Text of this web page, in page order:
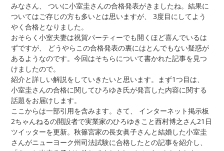
みなさん、 ついに小室圭さんの合格発表がきましたね。結果に
ついてはご存じの方も多いとは思いますが、 3度目にしてよう
やく合格となりました。
おそらく小室夫妻は祝賀パーティーでも開くほど喜んでいるは
ずですが、 どうやらこの合格発表の裏にはとんでもない疑惑が
あるようなのです。今回はそちらについて書かれた記事を見つ
けましたので。
紹介と詳しい解説をしていきたいと思います。まず1つ目は、
小室圭さんの合格に関してひろゆき氏が発言した内容に関する
話題をお届けします。
ここからは一部引用を含みます。さて、 インターネット掲示板
2ちゃんねるの開設者で実業家のひろゆきこと西村博之さん21日
ツイッターを更新。秋篠宮家の長女眞子さんと結婚した小室圭
さんがニューヨーク州司法試験に合格したとの記事を紹介し、